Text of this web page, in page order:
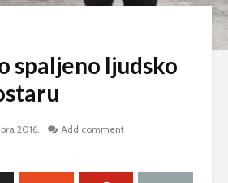
spaljeno ljudsko
2016.
Add comment